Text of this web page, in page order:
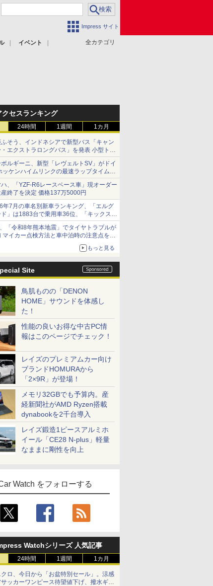
Impress サイト
全カテゴリ
イベント
クセスランキング
24時間 1週間 1カ月
そう、インドネシアで新型バス「キャン
・エクストラロングバス」を発表 小型トラ
ースの観光・旅客輸送向けバス
ボルギーニ、新型「レヴェルトSV」がドイ
ッケンハイムリンクの最速ラップタイムを
ハ、「YZF-R6レースベース車」現オーダー
終了を決定 価格137万5000円
年7月の車名別新車ランキング、「エルグ
ド」は1883台で乗用車36位、「キックス」
台で27位に
「令和8年熊本地震」でタイヤトラブルが
マイカー点検方法と車中泊時の注意点を呼
もっと見る
Site
鳥肌ものの「DENON
HOME」サウンドを体感し
た！
性能の良いお得な中古PC情
報はこのページでチェック！
レイズのプレミアムカー向け
ブランドHOMURAから
「2×9R」が登場！
メモリ32GBでも予算内。産
経新聞社がAMD Ryzen搭載
dynabookを2千台導入
レイズ鍛造1ピースアルミホ
イール「CE28 N-plus」軽量
なままに剛性を向上
Watch をフォローする
Watchシリーズ 人気記事
24時間 1週間 1カ月
ロ、今日から「お盆特別セール」。涼感
サッカーワンピース待望値下げ、撥水ギア